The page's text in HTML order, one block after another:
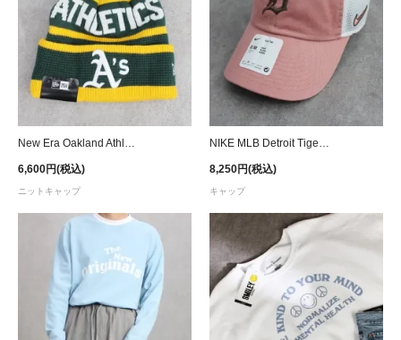
6,600円(税込)
ニットキャップ
8,250円(税込)
キャップ